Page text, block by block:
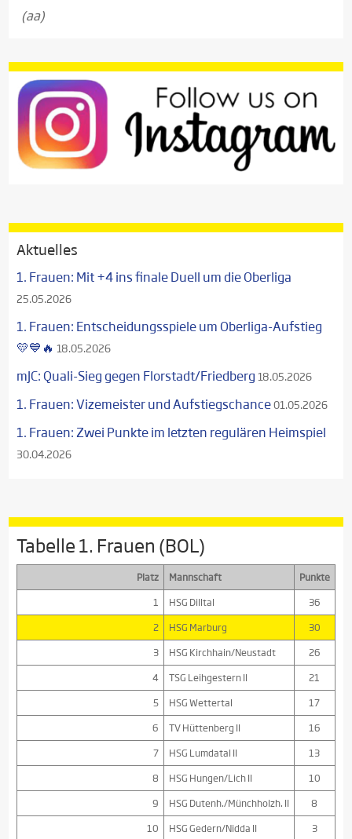
(aa)
Aktuelles
1. Frauen: Mit +4 ins finale Duell um die Oberliga
25.05.2026
1. Frauen: Entscheidungsspiele um Oberliga-Aufstieg
💛💙🔥 18.05.2026
mJC: Quali-Sieg gegen Florstadt/Friedberg 18.05.2026
1. Frauen: Vizemeister und Aufstiegschance01.05.2026
1. Frauen: Zwei Punkte im letzten regulären Heimspiel
30.04.2026
Tabelle 1. Frauen (BOL)
Platz Mannschaft
Punkte
1
HSG Dilltal
36
2
HSG Marburg
30
3
HSG Kirchhain/Neustadt
26
4
TSG Leihgestern II
21
5
HSG Wettertal
17
6
TV Hüttenberg II
16
7
HSG Lumdatal II
13
8
HSG Hungen/Lich II
10
9
HSG Dutenh./Münchholzh. II
8
10
HSG Gedern/Nidda II 3